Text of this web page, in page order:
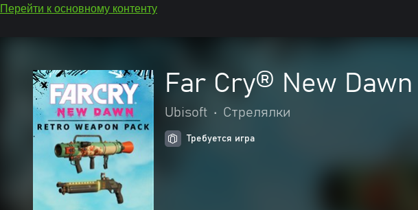
Перейти к основному контенту
Far Cry® New
Ubisoft • Стрелялки
Требуется игра